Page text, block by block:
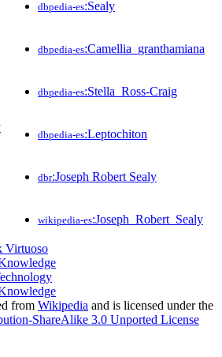
dbpedia-es:Sealy
dbpedia-es:Camellia_granthamiana
dbpedia-es:Stella_Ross-Craig
dbpedia-es:Leptochiton
dbr:Joseph Robert Sealy
wikipedia-es:Joseph_Robert_Sealy
from Wikipedia and is licensed under the
ShareAlike 3.0 Unported License